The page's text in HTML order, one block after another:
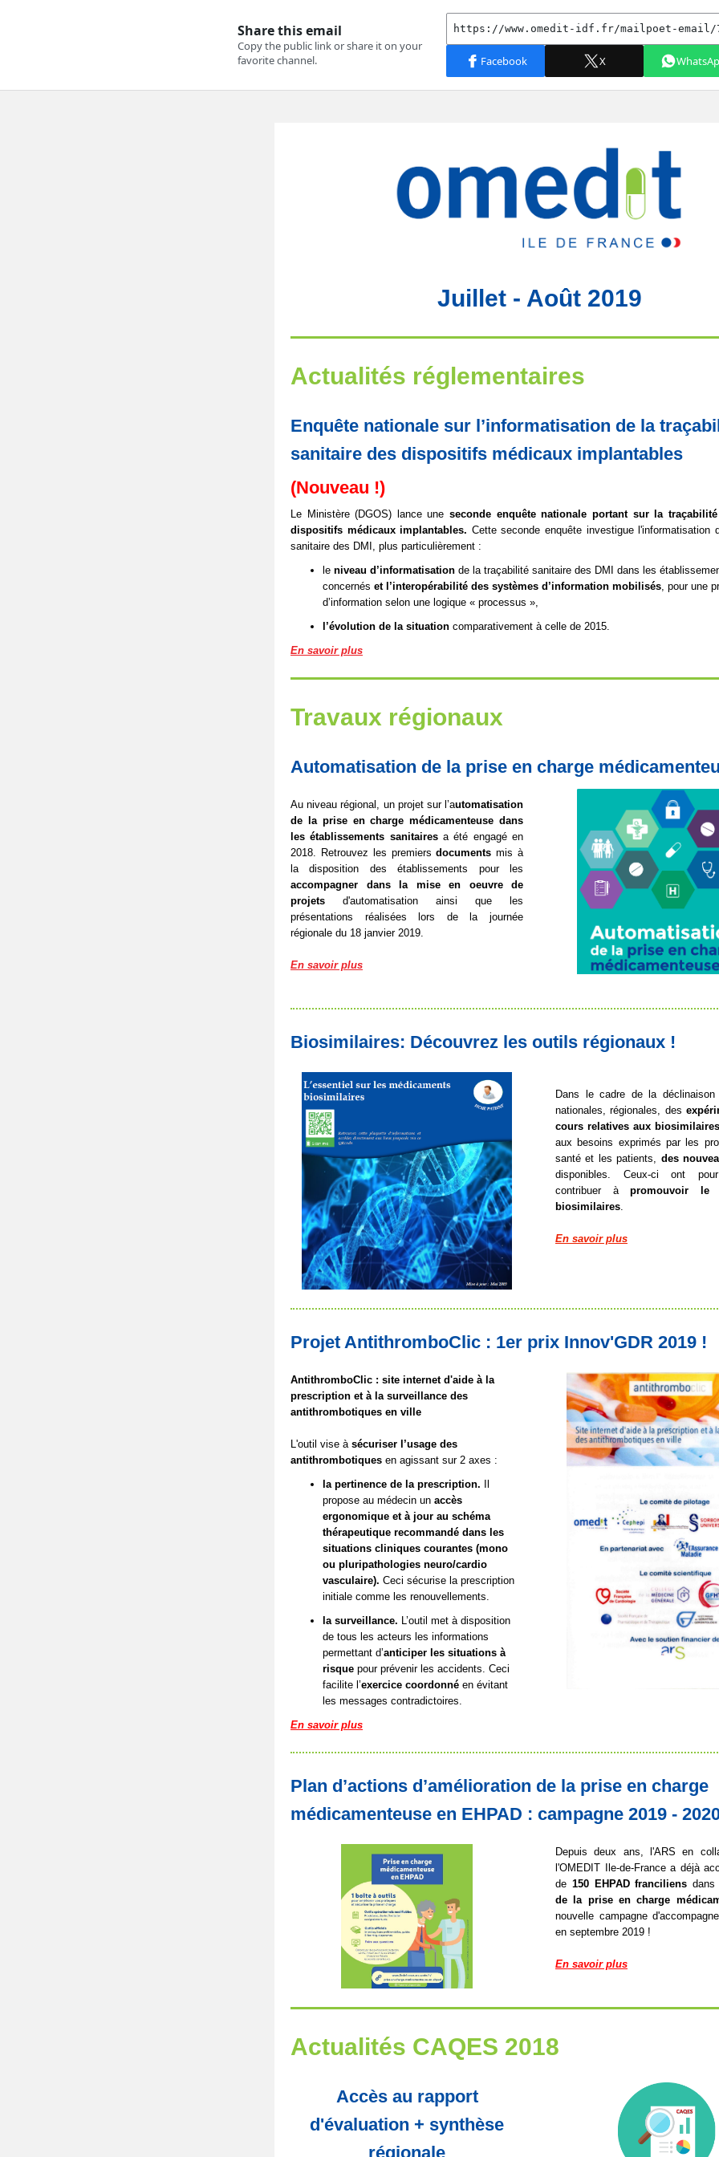
Juillet - Août 2019
Actualités réglementaires
Enquête nationale sur l’informatisation de la
sanitaire des dispositifs médicaux implantables
(Nouveau !)
Le Ministère (DGOS) lance uneseconde enquête nationale portant sur la
dispositifs médicaux implantables. Cette seconde enquête investigue l'informatisation
sanitaire des DMI, plus particulièrement :
le niveau d’informatisation de la traçabilité sanitaire des DMI dans les
concernés et l’interopérabilité des systèmes d’information mobilisés, pour une
d’information selon une logique « processus »,
l’évolution de la situation comparativement à celle de 2015.
En savoir plus
Travaux régionaux
Automatisation de la prise en charge
Au niveau régional, un projet sur l’automatisation
de la prise en charge médicamenteuse dans
les établissements sanitairesa été engagé en
2018. Retrouvez les premiersdocuments mis à
la disposition des établissements pour les
accompagner dans la mise en oeuvre de
projets d'automatisation ainsi que les
présentations réalisées lors de la journée
régionale du 18 janvier 2019.
En savoir plus
Biosimilaires: Découvrez les outils régionaux !
Dans le cadre de la déclinaison
nationales, régionales, des
cours relatives aux biosimilaires
aux besoins exprimés par les
santé et les patients, des
disponibles. Ceux-ci ont
contribuer àpromouvoir le
biosimilaires.
En savoir plus
Projet AntithromboClic : 1er prix Innov'GDR 2019 !
AntithromboClic : site internet d'aide à la
prescription et à la surveillance des
antithrombotiques en ville
L'outil vise à sécuriser l’usage des
antithrombotiques en agissant sur 2 axes :
la pertinence de la prescription.
propose au médecin un accès
ergonomique et à jour au schéma
thérapeutique recommandé dans les
situations cliniques courantes (mono
ou pluripathologies neuro/cardio
vasculaire). Ceci sécurise la prescription
initiale comme les renouvellements.
la surveillance. L’outil met à disposition
de tous les acteurs les informations
permettant d’anticiper les situations à
risque pour prévenir les accidents. Ceci
facilite l’exercice coordonné en évitant
les messages contradictoires.
En savoir plus
Plan d’actions d’amélioration de la prise en charge
médicamenteuse en EHPAD : campagne 2019 -
Depuis deux ans, l'ARS en
l'OMEDIT Ile-de-France a déjà
de 150 EHPAD franciliens
de la prise en charge
nouvelle campagne
en septembre 2019 !
En savoir plus
Actualités CAQES 2018
Accès au rapport
d'évaluation + synthèse
régionale